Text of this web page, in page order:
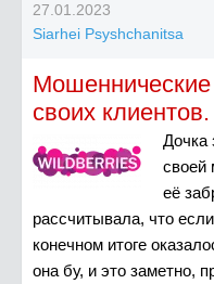
27.01.2023
Siarhei Psyshchanitsa
Мошеннические
своих клиентов.
Дочка
своей
её
рассчитывала, что
конечном итоге
она бу, и это заметно,